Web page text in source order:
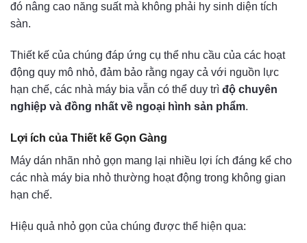
đó nâng cao năng suất mà không phải hy sinh diện tích
sàn.
Thiết kế của chúng đáp ứng cụ thể nhu cầu của các hoạt
động quy mô nhỏ, đảm bảo rằng ngay cả với nguồn lực
hạn chế, các nhà máy bia vẫn có thể duy trì độ chuyên
nghiệp và đồng nhất về ngoại hình sản phẩm.
Lợi ích của Thiết kế Gọn Gàng
Máy dán nhãn nhỏ gọn mang lại nhiều lợi ích đáng kể cho
các nhà máy bia nhỏ thường hoạt động trong không gian
hạn chế.
Hiệu quả nhỏ gọn của chúng được thể hiện qua: